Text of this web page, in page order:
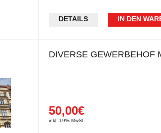
DETAILS IN DEN
DIVERSE GEWERBEHOF
50,00€
inkl. 19% MwSt.